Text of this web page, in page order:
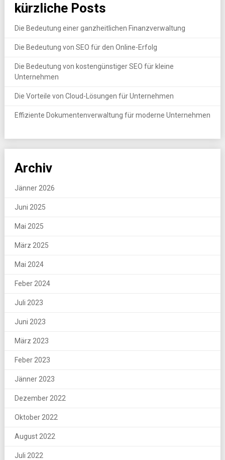
kürzliche Posts
Die Bedeutung einer ganzheitlichen Finanzverwaltung
Die Bedeutung von SEO für den Online-Erfolg
Die Bedeutung von kostengünstiger SEO für kleine
Unternehmen
Die Vorteile von Cloud-Lösungen für Unternehmen
Effiziente Dokumentenverwaltung für moderne Unternehmen
Archiv
Jänner 2026
Juni 2025
Mai 2025
März 2025
Mai 2024
Feber 2024
Juli 2023
Juni 2023
März 2023
Feber 2023
Jänner 2023
Dezember 2022
Oktober 2022
August 2022
Juli 2022